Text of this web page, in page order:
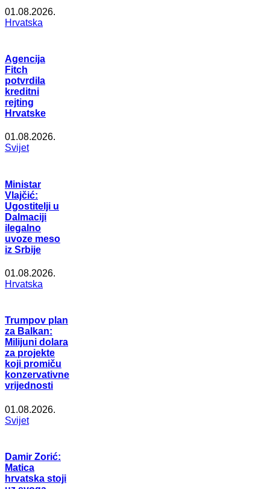
01.08.2026.
Hrvatska
Agencija
Fitch
potvrdila
kreditni
rejting
Hrvatske
01.08.2026.
Svijet
Ministar
Vlajčić:
Ugostitelji u
Dalmaciji
ilegalno
uvoze meso
iz Srbije
01.08.2026.
Hrvatska
Trumpov plan
za Balkan:
Milijuni dolara
za projekte
koji promiču
konzervativne
vrijednosti
01.08.2026.
Svijet
Damir Zorić:
Matica
hrvatska stoji